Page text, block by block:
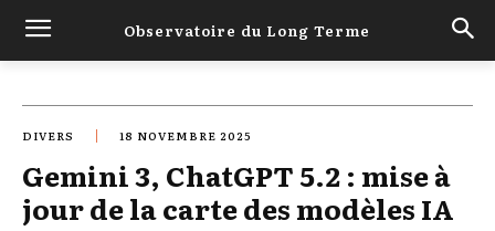
Observatoire du Long Terme
DIVERS 18 NOVEMBRE 2025
Gemini 3, ChatGPT 5.2 : mise à
jour de la carte des modèles IA